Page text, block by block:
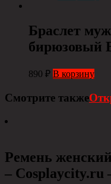
Браслет
бирюзовый
890 ₽ В корзину
Смотрите также
Ремень
– Сosplaycity.ru